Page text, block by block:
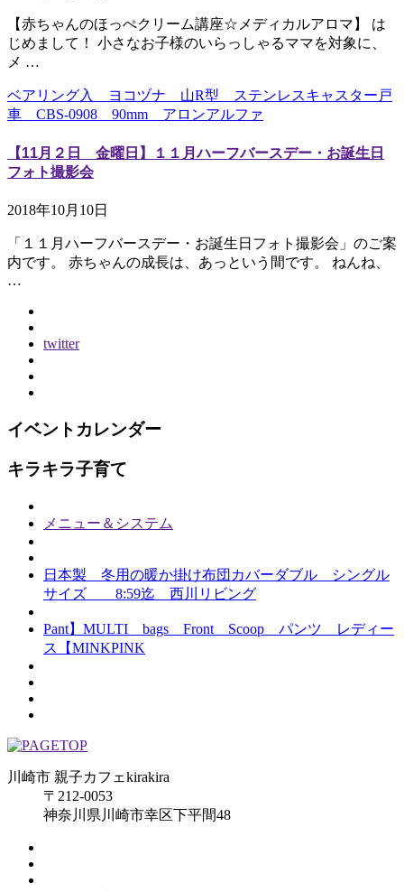
【赤ちゃんのほっぺクリーム講座☆メディカルアロマ】 は
じめまして！ 小さなお子様のいらっしゃるママを対象に、
メ …
ベアリング入 ヨコヅナ 山R型 ステンレスキャスター戸
車 CBS-0908 90mm アロンアルファ
【11月２日 金曜日】１１月ハーフバースデー・お誕生日
フォト撮影会
2018年10月10日
「１１月ハーフバースデー・お誕生日フォト撮影会」のご案
内です。 赤ちゃんの成長は、あっという間です。 ねんね、
…
twitter
イベントカレンダー
キラキラ子育て
メニュー＆システム
日本製 冬用の暖か掛け布団カバーダブル シングル
サイズ 8:59迄 西川リビング
Pant】MULTI bags Front Scoop パンツ レディー
ス【MINKPINK
川崎市 親子カフェkirakira
〒212-0053
神奈川県川崎市幸区下平間48